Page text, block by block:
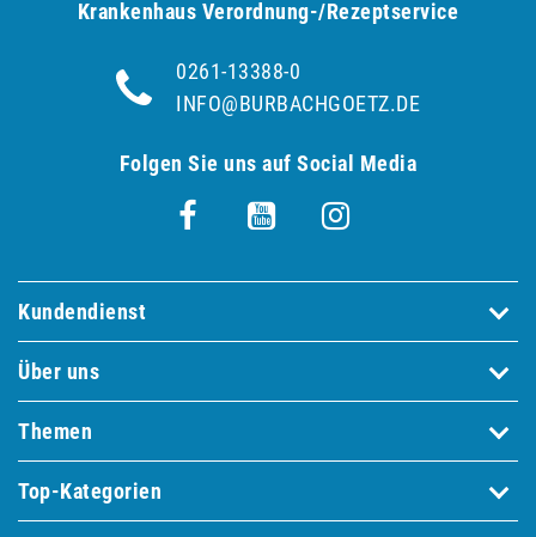
Krankenhaus Verordnung-/Rezeptservice
0261-13388-0
INFO@BURBACHGOETZ.DE
Folgen Sie uns auf Social Media
Kundendienst
Über uns
Themen
Top-Kategorien